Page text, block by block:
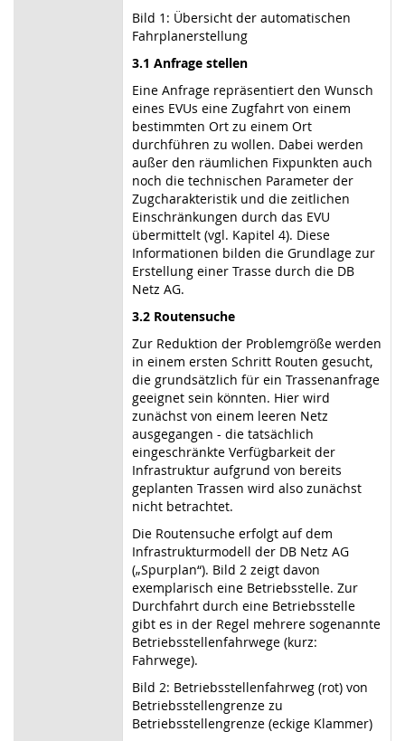
Bild 1: Übersicht der automatischen
Fahrplanerstellung
3.1 Anfrage stellen
Eine Anfrage repräsentiert den Wunsch
eines EVUs eine Zugfahrt von einem
bestimmten Ort zu einem Ort
durchführen zu wollen. Dabei werden
außer den räumlichen Fixpunkten auch
noch die technischen Parameter der
Zugcharakteristik und die zeitlichen
Einschränkungen durch das EVU
übermittelt (vgl. Kapitel 4). Diese
Informationen bilden die Grundlage zur
Erstellung einer Trasse durch die DB
Netz AG.
3.2 Routensuche
Zur Reduktion der Problemgröße werden
in einem ersten Schritt Routen gesucht,
die grundsätzlich für ein Trassenanfrage
geeignet sein könnten. Hier wird
zunächst von einem leeren Netz
ausgegangen - die tatsächlich
eingeschränkte Verfügbarkeit der
Infrastruktur aufgrund von bereits
geplanten Trassen wird also zunächst
nicht betrachtet.
Die Routensuche erfolgt auf dem
Infrastrukturmodell der DB Netz AG
(„Spurplan“). Bild 2 zeigt davon
exemplarisch eine Betriebsstelle. Zur
Durchfahrt durch eine Betriebsstelle
gibt es in der Regel mehrere sogenannte
Betriebsstellenfahrwege (kurz:
Fahrwege).
Bild 2: Betriebsstellenfahrweg (rot) von
Betriebsstellengrenze zu
Betriebsstellengrenze (eckige Klammer)